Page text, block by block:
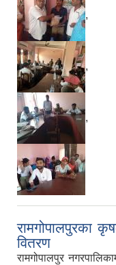
,
,
,
रामगोपालपुरका
वितरण
रामगोपालपुर